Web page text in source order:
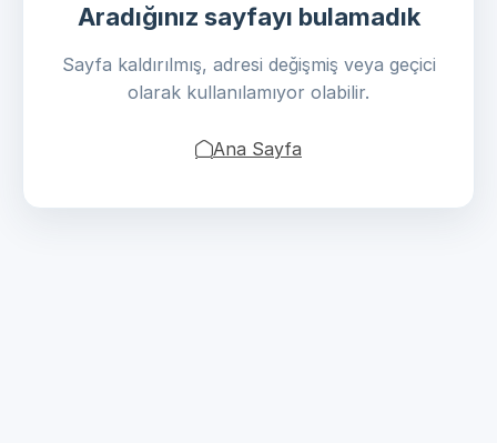
Aradığınız sayfayı bulamadık
Sayfa kaldırılmış, adresi değişmiş veya geçici
olarak kullanılamıyor olabilir.
Ana Sayfa